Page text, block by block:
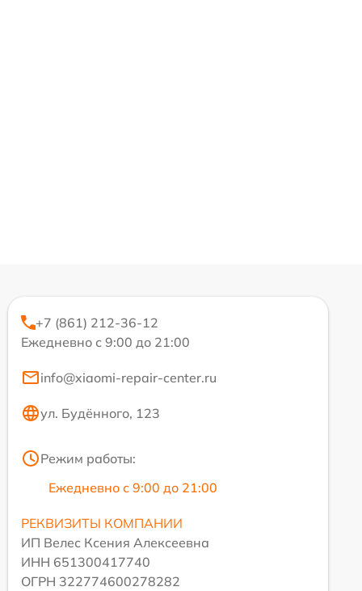
+7 (861) 212-36-12
Ежедневно с 9:00 до 21:00
info@xiaomi-repair-center.ru
ул. Будённого, 123
Режим работы:
Ежедневно с 9:00 до 21:00
РЕКВИЗИТЫ КОМПАНИИ
ИП Велес Ксения Алексеевна
ИНН 651300417740
ОГРН 322774600278282